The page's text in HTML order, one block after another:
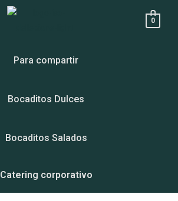
0
Para compartir
Bocaditos Dulces
Bocaditos Salados
Catering corporativo